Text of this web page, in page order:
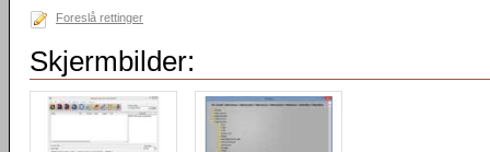
Foreslå rettinger
Skjermbilder: